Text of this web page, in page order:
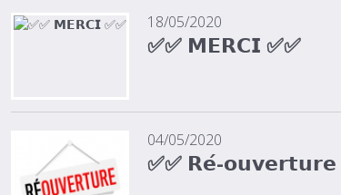
18/05/2020
✅✅ 𝗠𝗘𝗥𝗖𝗜 ✅✅
04/05/2020
✅✅ 𝗥𝗲́-